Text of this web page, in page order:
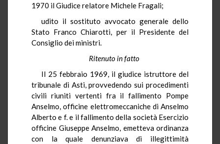
1970 il Giudice relatore Michele Fragali;
udito il sostituto avvocato generale dello
Stato Franco Chiarotti, per il Presidente del
Consiglio dei ministri.
Ritenuto in fatto
Il 25 febbraio 1969, il giudice istruttore del
tribunale di Asti, provvedendo sui procedimenti
civili riuniti vertenti fra il fallimento Pompe
Anselmo, officine elettromeccaniche di Anselmo
Alberto e f. e il fallimento della società Esercizio
officine Giuseppe Anselmo, emetteva ordinanza
con la quale denunziava di illegittimità